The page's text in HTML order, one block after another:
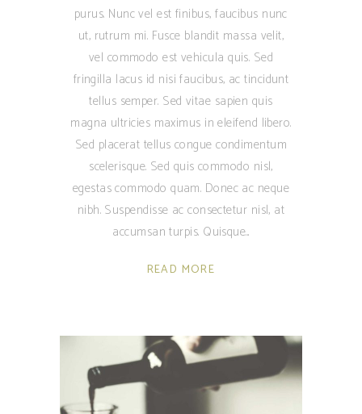
purus. Nunc vel est finibus, faucibus nunc
ut, rutrum mi. Fusce blandit massa velit,
vel commodo est vehicula quis. Sed
fringilla lacus id nisi faucibus, ac tincidunt
tellus semper. Sed vitae sapien quis
magna ultricies maximus in eleifend libero.
Sed placerat tellus congue condimentum
scelerisque. Sed quis commodo nisl,
egestas commodo quam. Donec ac neque
nibh. Suspendisse ac consectetur nisl, at
accumsan turpis. Quisque
READ MORE